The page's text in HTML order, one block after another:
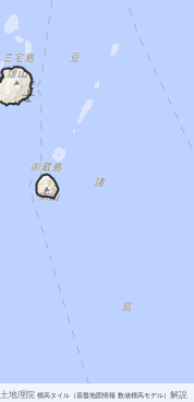
地理院 標高タイル（基盤地図情報 数値標高モデル） 解説